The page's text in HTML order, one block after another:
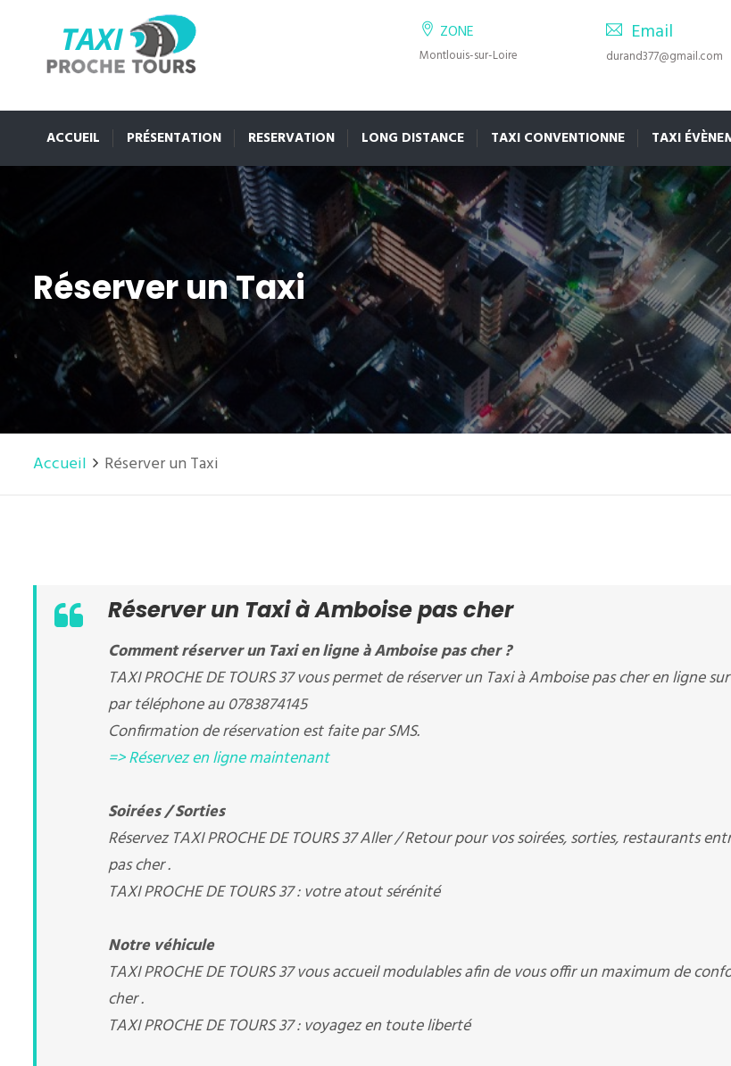
ZONE
Montlouis-sur-Loire
Email
durand377@gmail.com
ACCUEIL PRÉSENTATION RESERVATION LONG DISTANCE TAXI CONVENTIONNE TAXI
Réserver un Taxi
Accueil Réserver un Taxi
Réserver un Taxi à Amboise pas cher
Comment réserver un Taxi en ligne à Amboise pas cher ?
TAXI PROCHE DE TOURS 37 vous permet de réserver un Taxi à Amboise pas cher en ligne
par téléphone au 0783874145
Confirmation de réservation est faite par SMS.
=> Réservez en ligne maintenant
Soirées / Sorties
Réservez TAXI PROCHE DE TOURS 37 Aller / Retour pour vos soirées, sorties, restaurants
pas cher .
TAXI PROCHE DE TOURS 37 : votre atout sérénité
Notre véhicule
TAXI PROCHE DE TOURS 37 vous accueil modulables afin de vous offir un maximum de
cher .
TAXI PROCHE DE TOURS 37 : voyagez en toute liberté